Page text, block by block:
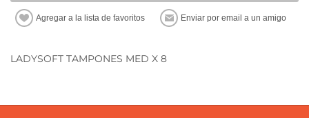
LADYSOFT TAMPONES MED X 8